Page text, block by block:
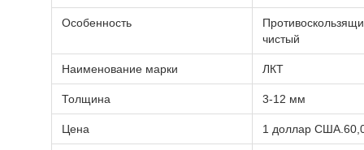
Особенность
чистый
Наименование марки ЛКТ
Толщина 3-12 мм
Цена 1 доллар